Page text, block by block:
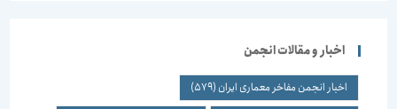
اخبار و مقالات انجمن
اخبار انجمن مفاخر معماری ایران(579)